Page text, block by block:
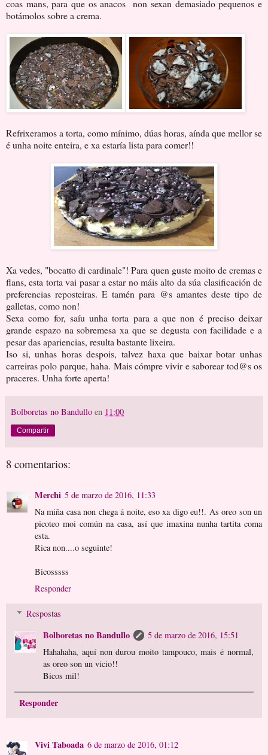
coas mans, para que os anacos non sexan demasiado pequenos e
botámolos sobre a crema.
Refrixeramos a torta, como mínimo, dúas horas, aínda que mellor se
é unha noite enteira, e xa estaría lista para comer!!
Xa vedes, "bocatto di cardinale"! Para quen guste moito de cremas e
flans, esta torta vai pasar a estar no máis alto da súa clasificación de
preferencias reposteiras. E tamén para @s amantes deste tipo de
galletas, como non!
Sexa como for, saíu unha torta para a que non é preciso deixar
grande espazo na sobremesa xa que se degusta con facilidade e a
pesar das apariencias, resulta bastante lixeira.
Iso si, unhas horas despois, talvez haxa que baixar botar unhas
carreiras polo parque, haha. Mais cómpre vivir e saborear tod@s os
praceres. Unha forte aperta!
Bolboretas no Bandullo en 11:00
Compartir
8 comentarios:
Merchi 5 de marzo de 2016, 11:33
Na miña casa non chega á noite, eso xa digo eu!!. As oreo son un
picoteo moi común na casa, así que imaxina nunha tartita coma
esta.
Rica non....o seguinte!
Bicosssss
Responder
Respostas
Bolboretas no Bandullo
5 de marzo de 2016, 15:51
Hahahaha, aquí non durou moito tampouco, mais ė normal,
as oreo son un vicio!!
Bicos mil!
Responder
Vivi Taboada 6 de marzo de 2016, 01:12